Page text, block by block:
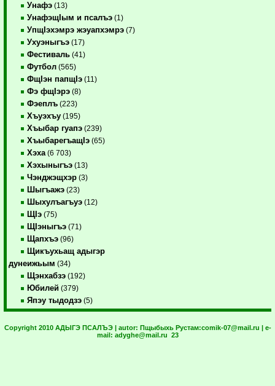
Унафэ (13)
УнафэщIым и псалъэ (1)
УпщIэхэмрэ жэуапхэмрэ (7)
Ухуэныгъэ (17)
Фестиваль (41)
Футбол (565)
ФщIэн папщIэ (11)
Фэ фщIэрэ (8)
Фэеплъ (223)
Хъуэхъу (195)
Хъыбар гуапэ (239)
ХъыбарегъащIэ (65)
Хэха (6 703)
Хэхыныгъэ (13)
Чэнджэщхэр (3)
Шыгъажэ (23)
Шыхулъагъуэ (12)
ЩIэ (75)
ЩIэныгъэ (71)
Щапхъэ (96)
Щикъухьащ адыгэр
дунеижьым (34)
Щэнхабзэ (192)
Юбилей (379)
Япэу тыдодзэ (5)
Copyright 2010 АДЫГЭ ПСАЛЪЭ | autor: Пщыбыхь Рустам:comik-07@mail.ru | e-
mail: adyghe@mail.ru 23